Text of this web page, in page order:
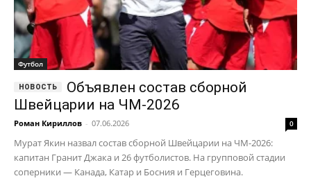
Футбол
Объявлен состав сборной
Швейцарии на ЧМ-2026
Роман Кириллов - 07.06.2026 0
Мурат Якин назвал состав сборной Швейцарии на ЧМ-2026:
капитан Гранит Джака и 26 футболистов. На групповой стадии
соперники — Канада, Катар и Босния и Герцеговина.